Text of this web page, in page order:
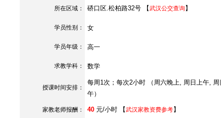
所在区域： 硚口区.松柏路32号 【武汉公交查询 】
学员性别： 女
学员年级： 高一
求教学科： 数学
授课时间安排：
每周1次；每次2小时 （周六晚上, 周日上午, 周
午）
家教老师报酬： 40 元/小时 【武汉家教资费参考】